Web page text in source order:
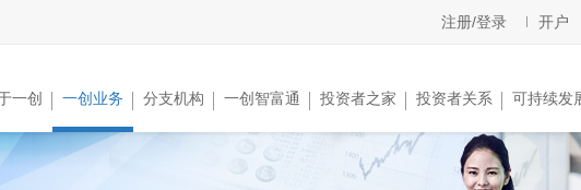
注册/登录 开户
一创 一创业务 分支机构 一创智富通 投资者之家 投资者关系 可持续发